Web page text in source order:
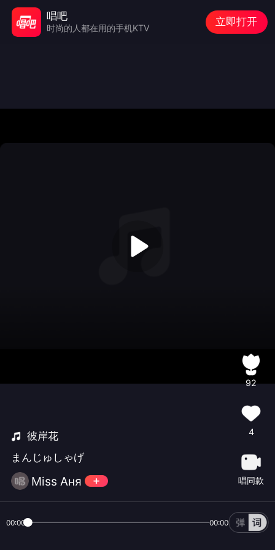
彼岸花
まんじゅしゃげ
Miss Aня
92
4
唱同款
00:00 00:00
唱吧
时尚的人都在用的手机KTV
立即打开